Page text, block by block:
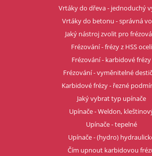
Vrtáky do dřeva - jednoduchý
Vrtáky do betonu - správná
Jaký nástroj zvolit pro
Frézování - frézy z HSS oceli
Frézování - karbidové frézy
Frézování - vyměnitelné
Karbidové frézy - řezné
Jaký vybrat typ upínače
Upínače - Weldon,
Upínače - tepelné
Upínače - (hydro)
Čím upnout karbidovou